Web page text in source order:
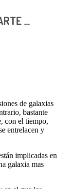
...